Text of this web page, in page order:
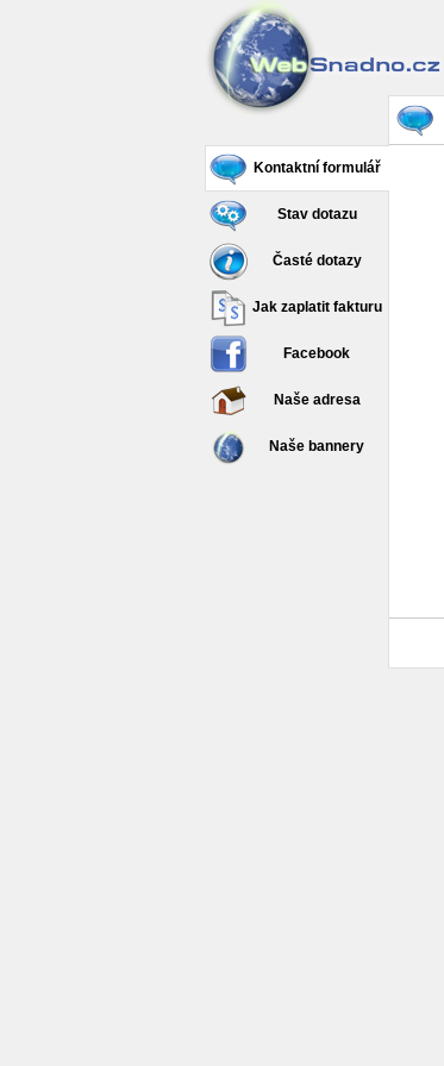
Kontaktní formulář
Stav dotazu
Časté dotazy
Jak zaplatit fakturu
Facebook
Naše adresa
Naše bannery